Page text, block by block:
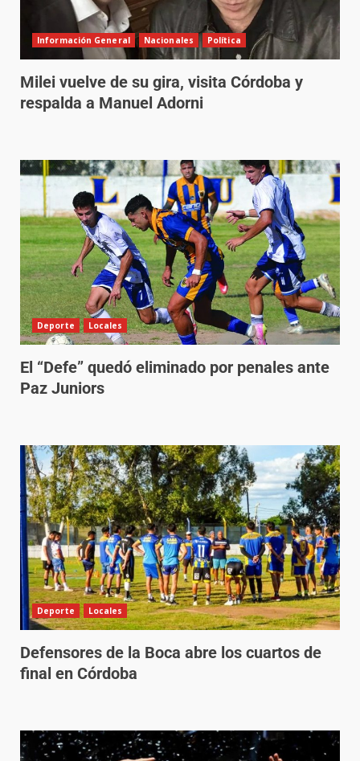
Información General Nacionales Política
Milei vuelve de su gira, visita Córdoba y
respalda a Manuel Adorni
Deporte Locales
El “Defe” quedó eliminado por penales ante
Paz Juniors
Deporte Locales
Defensores de la Boca abre los cuartos de
final en Córdoba